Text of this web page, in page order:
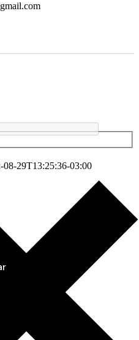
08-29T13:25:36-03:00
nuestras